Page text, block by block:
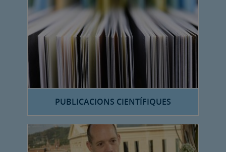
PUBLICACIONS CIENTÍFIQUES